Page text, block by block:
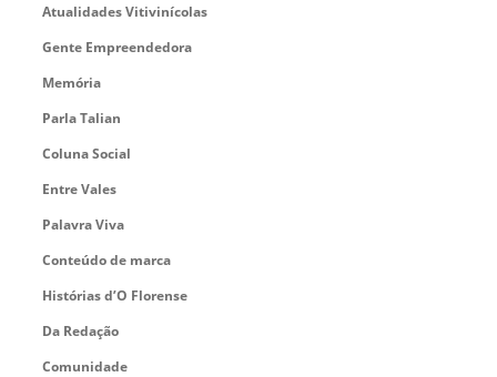
Atualidades Vitivinícolas
Gente Empreendedora
Memória
Parla Talian
Coluna Social
Entre Vales
Palavra Viva
Conteúdo de marca
Histórias d’O Florense
Da Redação
Comunidade